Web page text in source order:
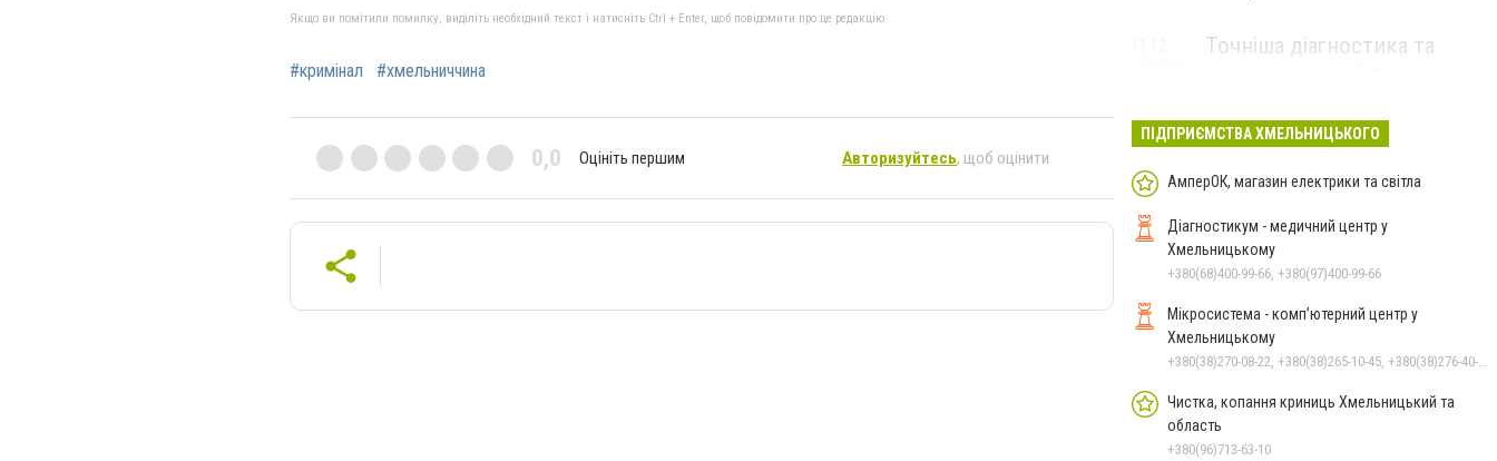
Якщо ви помітили помилку, виділіть необхідний текст і натисніть Ctrl + Enter, щоб повідомити про це редакцію
#кримінал #хмельниччина
0,0 Оцініть першим Авторизуйтесь, щоб оцінити
Точніша діагностика та
протипухлинному центрі
запрацював новий
томограф
Паперовий флот замість
Чорноморського: як реальні
на дитячу аплікацію
23:42
27 липня
ПІДПРИЄМСТВА ХМЕЛЬНИЦЬКОГО
АмперОК, магазин електрики та світла
Діагностикум - медичний центр у
Хмельницькому
+380(68)400-99-66, +380(97)400-99-66
Мікросистема - комп’ютерний центр у
Хмельницькому
+380(38)270-08-22, +380(38)265-10-45, +380(38)276-40-56, +380(38)270-08-23
Чистка, копання криниць Хмельницький та
область
+380(96)713-63-10